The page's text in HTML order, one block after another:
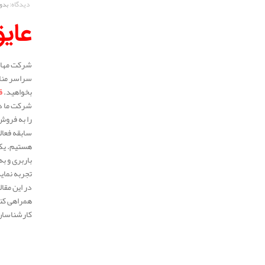
دیدگاه:
شرکت
سراسر
بخواهید.
شرکت ما
را به
هستیم.
باربری
تجربه
در این
همراهی